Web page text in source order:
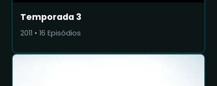
Temporada 3
2011 • 16 Episódios